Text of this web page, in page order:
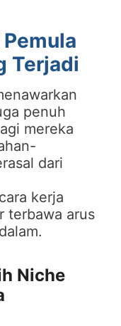
Terjadi
penuh
mereka
dari
kerja
terbawa arus
Niche